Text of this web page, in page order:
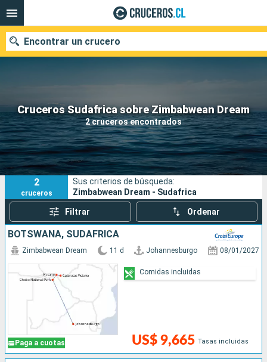
Cruceros Sudafrica sobre Zimbabwean Dream
2 cruceros encontrados
Encontrar un crucero
Nuestros destinos
Fecha de salida
Puertos Compañías
Buscar
2
cruceros
Sus criterios de búsqueda:
Zimbabwean Dream - Sudafrica
Filtrar Ordenar
BOTSWANA, SUDAFRICA
Paga a cuotas
Zimbabwean Dream 11 d Johannesburgo 08/01/2027
US$ 9,665 Tasas incluidas
Comidas incluidas